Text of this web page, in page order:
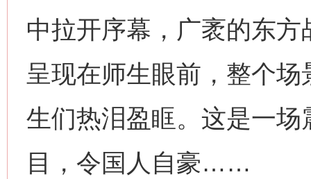
中拉开序幕，广袤的东
呈现在师生眼前，整个
生们热泪盈眶。这是一
目，令国人自豪……